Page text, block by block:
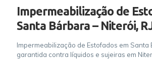
Impermeabilização de
Santa Bárbara – Niterói,
Impermeabilização de Estofados em
garantida contra líquidos e sujeiras em